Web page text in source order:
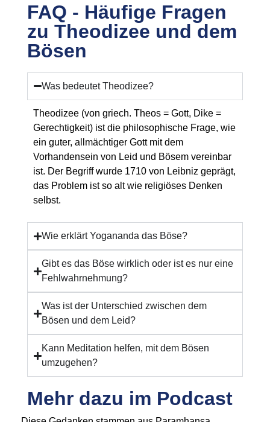
FAQ - Häufige Fragen
zu Theodizee und dem
Bösen
Was bedeutet Theodizee?
Theodizee (von griech. Theos = Gott, Dike =
Gerechtigkeit) ist die philosophische Frage, wie
ein guter, allmächtiger Gott mit dem
Vorhandensein von Leid und Bösem vereinbar
ist. Der Begriff wurde 1710 von Leibniz geprägt,
das Problem ist so alt wie religiöses Denken
selbst.
Wie erklärt Yogananda das Böse?
Gibt es das Böse wirklich oder ist es nur eine
Fehlwahrnehmung?
Was ist der Unterschied zwischen dem
Bösen und dem Leid?
Kann Meditation helfen, mit dem Bösen
umzugehen?
Mehr dazu im Podcast